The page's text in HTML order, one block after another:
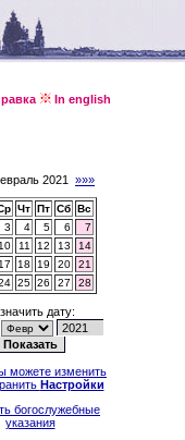
In english
2021 »»»
Чт Пт Сб Вс
3 4 5 6
7
10 11 12 13
14
17 18 19 20
21
25 26 27 28
дату:
можете изменить
Настройки
богослужебные
указания